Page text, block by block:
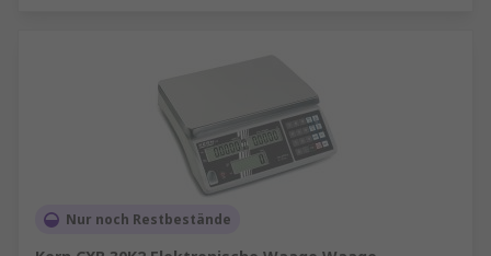
Nur noch Restbestände